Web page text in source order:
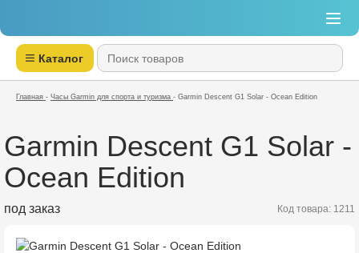
Каталог
Главная - Часы Garmin для спорта и туризма - Garmin Descent G1 Solar - Ocean Edition
Garmin Descent G1 Solar -
Ocean Edition
под заказ Код товара: 1211